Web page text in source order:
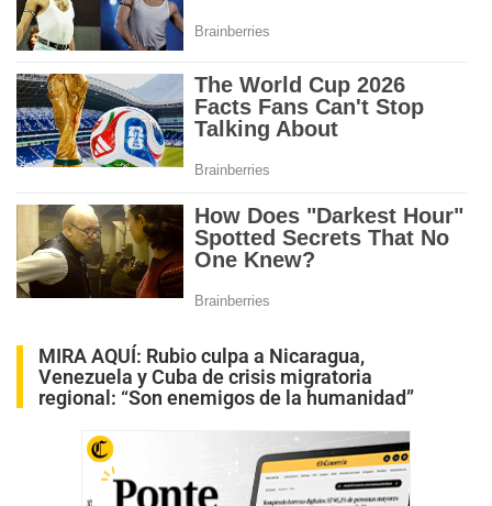
MIRA AQUÍ: Rubio culpa a Nicaragua,
Venezuela y Cuba de crisis migratoria
regional: “Son enemigos de la humanidad”